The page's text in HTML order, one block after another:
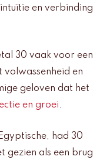
en verbinding
30 vaak voor een
volwassenheid en
geloven dat het
en groei.
had 30
gezien als een brug